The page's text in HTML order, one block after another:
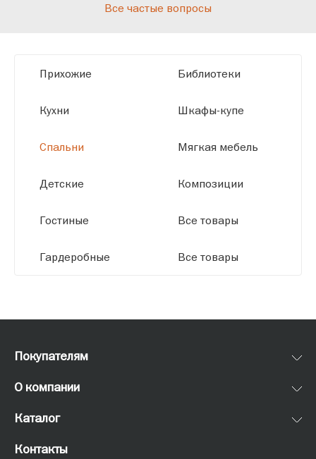
высокотехнологичному оборудованию
размерам.
Все частые вопросы
Прихожие
Кухни
Спальни
Детские
Гостиные
Гардеробные
Библиотеки
Шкафы-купе
Мягкая мебель
Композиции
Все товары
Все товары
Покупателям
О компании
Каталог
Контакты